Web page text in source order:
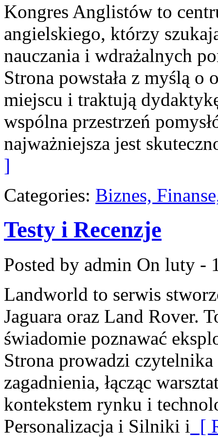
Kongres Anglistów to
angielskiego, którzy
nauczania i wdrażalnych
Strona powstała z myślą o
miejscu i traktują
wspólna przestrzeń
najważniejsza jest
]
Categories: Biznes,
Testy i Recenzje
Posted by admin On luty -
Landworld to serwis
Jaguara oraz Land Rover.
świadomie poznawać
Strona prowadzi
zagadnienia, łącząc
kontekstem rynku i
Personalizacja i Silniki i [